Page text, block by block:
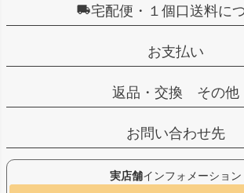
宅配便・１個口送料に
お支払い
返品・交換 その他
お問い合わせ先
実店舗インフォメーション